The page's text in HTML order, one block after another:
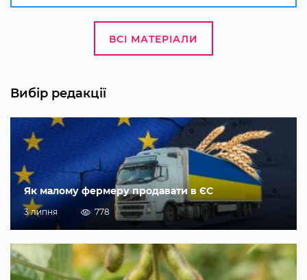
ВСІ МАТЕРІАЛИ
Вибір редакції
Як малому фермеру продавати в ЄС
3 липня 778